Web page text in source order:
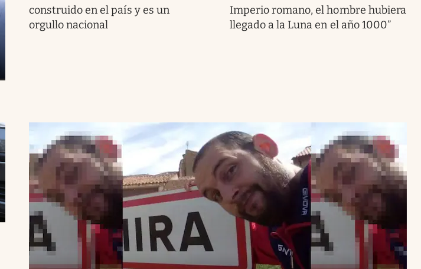
construido en el país y es un
orgullo nacional
Imperio romano, el hombre hubiera
llegado a la Luna en el año 1000”